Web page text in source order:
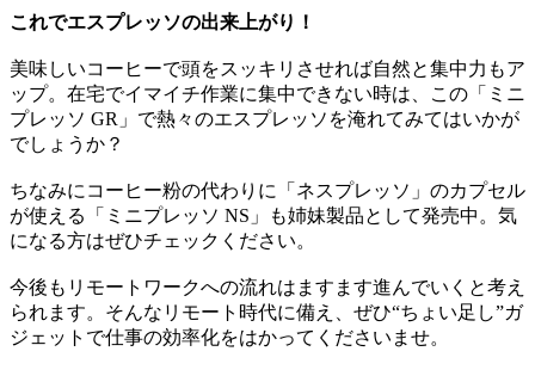
これでエスプレッソの出来上がり！
美味しいコーヒーで頭をスッキリさせれば自然と集中力もア
ップ。在宅でイマイチ作業に集中できない時は、この「ミニ
プレッソ GR」で熱々のエスプレッソを淹れてみてはいかが
でしょうか？
ちなみにコーヒー粉の代わりに「ネスプレッソ」のカプセル
が使える「ミニプレッソ NS」も姉妹製品として発売中。気
になる方はぜひチェックください。
今後もリモートワークへの流れはますます進んでいくと考え
られます。そんなリモート時代に備え、ぜひ“ちょい足し”ガ
ジェットで仕事の効率化をはかってくださいませ。